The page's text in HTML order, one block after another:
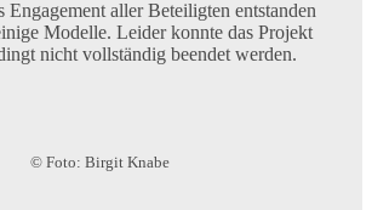
Engagement aller Beteiligten entstanden
Modelle. Leider konnte das Projekt
nicht vollständig beendet werden.
© Foto: Birgit Knabe